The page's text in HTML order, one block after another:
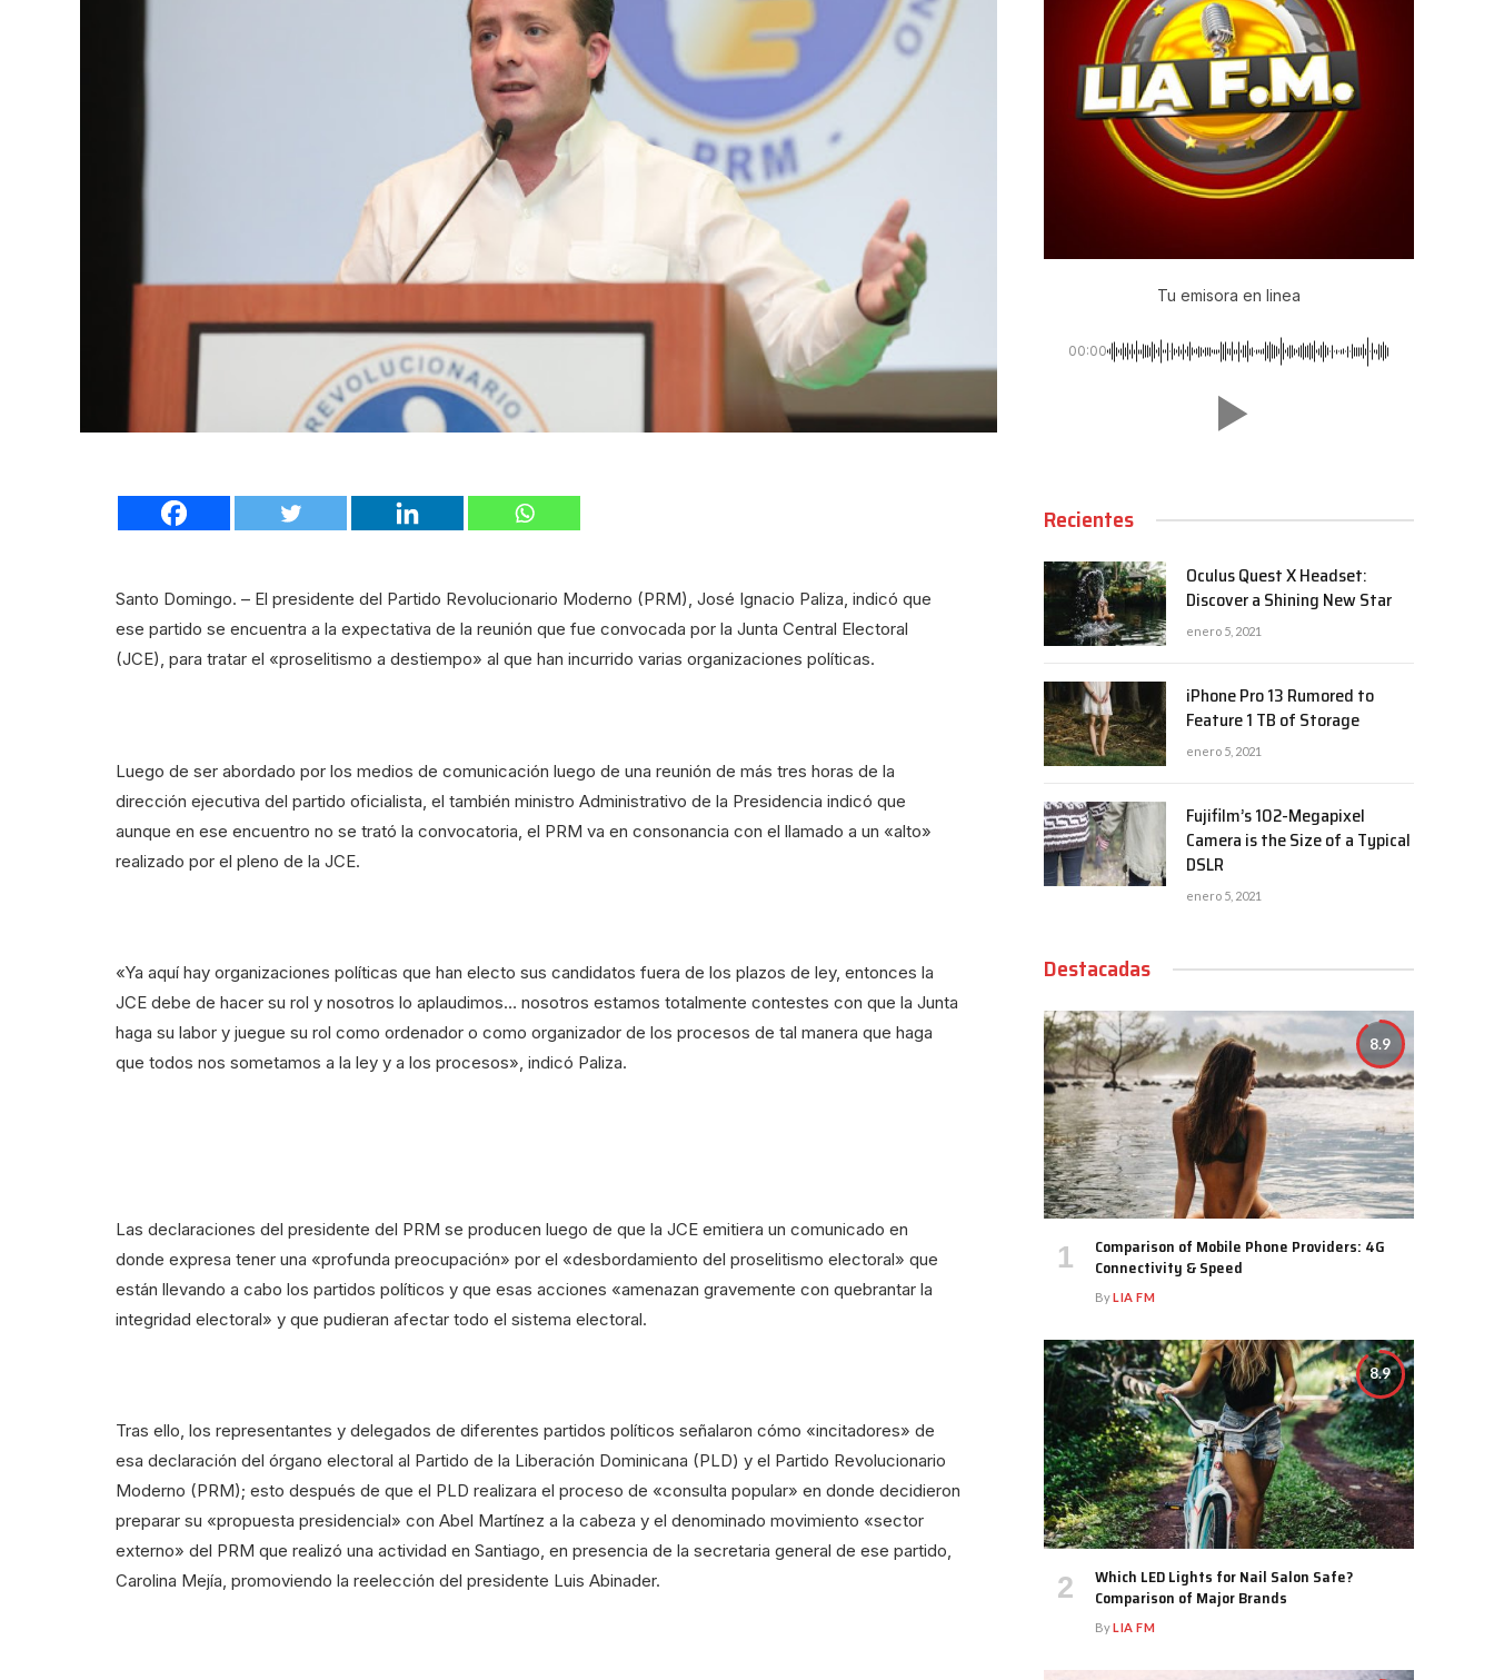
Santo Domingo. – El presidente del Partido Revolucionario Moderno (PRM), José Ignacio Paliza, indicó que
ese partido se encuentra a la expectativa de la reunión que fue convocada por la Junta Central Electoral
(JCE), para tratar el «proselitismo a destiempo» al que han incurrido varias organizaciones políticas.
Luego de ser abordado por los medios de comunicación luego de una reunión de más tres horas de la
dirección ejecutiva del partido oficialista, el también ministro Administrativo de la Presidencia indicó que
aunque en ese encuentro no se trató la convocatoria, el PRM va en consonancia con el llamado a un «alto»
realizado por el pleno de la JCE.
«Ya aquí hay organizaciones políticas que han electo sus candidatos fuera de los plazos de ley, entonces la
JCE debe de hacer su rol y nosotros lo aplaudimos… nosotros estamos totalmente contestes con que la Junta
haga su labor y juegue su rol como ordenador o como organizador de los procesos de tal manera que haga
que todos nos sometamos a la ley y a los procesos», indicó Paliza.
Las declaraciones del presidente del PRM se producen luego de que la JCE emitiera un comunicado en
donde expresa tener una «profunda preocupación» por el «desbordamiento del proselitismo electoral» que
están llevando a cabo los partidos políticos y que esas acciones «amenazan gravemente con quebrantar la
integridad electoral» y que pudieran afectar todo el sistema electoral.
Tras ello, los representantes y delegados de diferentes partidos políticos señalaron cómo «incitadores» de
esa declaración del órgano electoral al Partido de la Liberación Dominicana (PLD) y el Partido Revolucionario
Moderno (PRM); esto después de que el PLD realizara el proceso de «consulta popular» en donde decidieron
preparar su «propuesta presidencial» con Abel Martínez a la cabeza y el denominado movimiento «sector
externo» del PRM que realizó una actividad en Santiago, en presencia de la secretaria general de ese partido,
Carolina Mejía, promoviendo la reelección del presidente Luis Abinader.
Tu emisora en linea
00:00
Recientes
Oculus Quest X Headset:
Discover a Shining New Star
enero 5, 2021
iPhone Pro 13 Rumored to
Feature 1 TB of Storage
enero 5, 2021
Fujifilm’s 102-Megapixel
Camera is the Size of a Typical
DSLR
enero 5, 2021
Destacadas
8.9
Comparison of Mobile Phone Providers: 4G
Connectivity & Speed
ByLIA FM
8.9
Which LED Lights for Nail Salon Safe?
Comparison of Major Brands
ByLIA FM